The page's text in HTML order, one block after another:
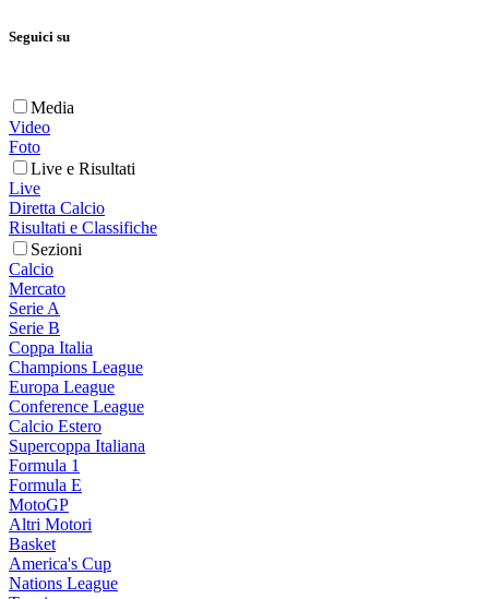
Seguici su
Media
Video
Foto
Live e Risultati
Live
Diretta Calcio
Risultati e Classifiche
Sezioni
Calcio
Mercato
Serie A
Serie B
Coppa Italia
Champions League
Europa League
Conference League
Calcio Estero
Supercoppa Italiana
Formula 1
Formula E
MotoGP
Altri Motori
Basket
America's Cup
Nations League